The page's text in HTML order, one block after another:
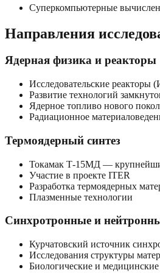
Суперкомпьютерные
Направления
Ядерная физика и реакторы
Исследовательские
Развитие технологий
Ядерное топливо нового
Радиационное
Термоядерный синтез
Токамак Т-15МД —
Участие в проекте ITER
Разработка термоядерных
Плазменные технологии
Синхротронные и
Курчатовский источник
Исследования структуры
Биологические и